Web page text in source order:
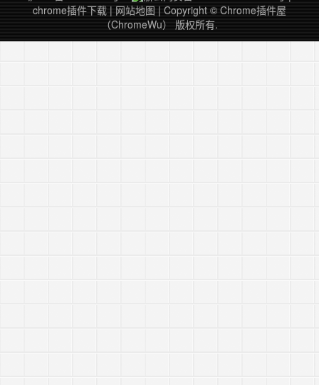
chrome插件下载 | 网站地图 | Copyright © Chrome插件屋
（ChromeWu） 版权所有.